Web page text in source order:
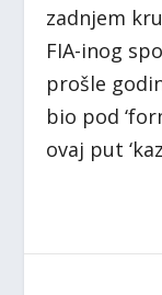
zadnjem
FIA-inog
prošle
bio pod
ovaj put